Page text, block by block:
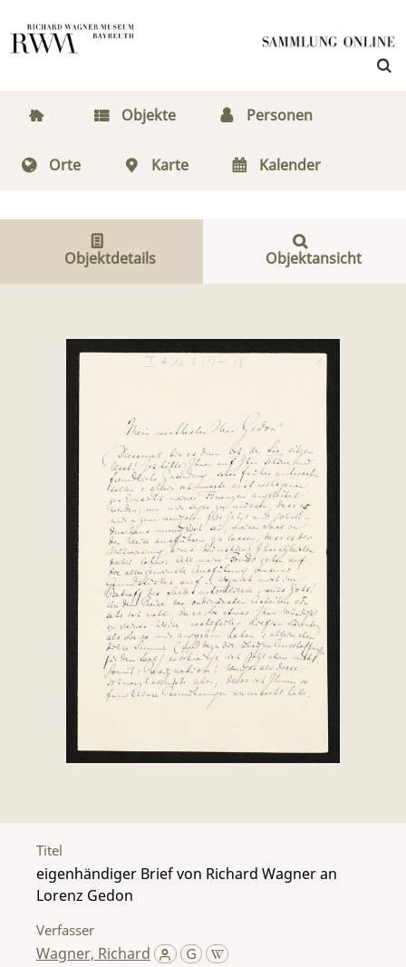
Objekte Personen
Orte Karte Kalender
Objektdetails Objektansicht
Titel
eigenhändiger Brief von Richard Wagner an
Lorenz Gedon
Verfasser
Wagner, Richard